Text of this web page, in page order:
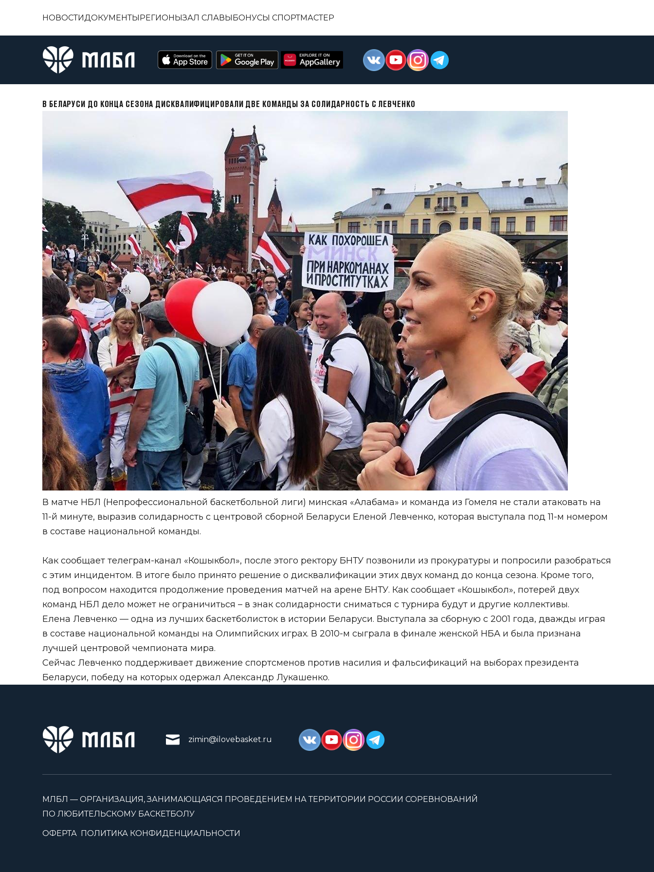
НОВОСТИДОКУМЕНТЫРЕГИОНЫЗАЛ СЛАВЫБОНУСЫ СПОРТМАСТЕР
В БЕЛАРУСИ ДО КОНЦА СЕЗОНА ДИСКВАЛИФИЦИРОВАЛИ ДВЕ КОМАНДЫ ЗА СОЛИДАРНОСТЬ С ЛЕВЧЕНКО
В матче НБЛ (Непрофессиональной баскетбольной лиги) минская «Алабама» и команда из Гомеля не стали атаковать на
11-й минуте, выразив солидарность с центровой сборной Беларуси Еленой Левченко, которая выступала под 11-м номером
в составе национальной команды.
Как сообщает телеграм-канал «Кошыкбол», после этого ректору БНТУ позвонили из прокуратуры и попросили разобраться
с этим инцидентом. В итоге было принято решение о дисквалификации этих двух команд до конца сезона. Кроме того,
под вопросом находится продолжение проведения матчей на арене БНТУ. Как сообщает «Кошыкбол», потерей двух
команд НБЛ дело может не ограничиться – в знак солидарности сниматься с турнира будут и другие коллективы.
Елена Левченко — одна из лучших баскетболисток в истории Беларуси. Выступала за сборную с 2001 года, дважды играя
в составе национальной команды на Олимпийских играх. В 2010-м сыграла в финале женской НБА и была признана
лучшей центровой чемпионата мира.
Сейчас Левченко поддерживает движение спортсменов против насилия и фальсификаций на выборах президента
Беларуси, победу на которых одержал Александр Лукашенко.
zimin@ilovebasket.ru
МЛБЛ — ОРГАНИЗАЦИЯ, ЗАНИМАЮЩАЯСЯ ПРОВЕДЕНИЕМ НА ТЕРРИТОРИИ РОССИИ СОРЕВНОВАНИЙ
ПО ЛЮБИТЕЛЬСКОМУ БАСКЕТБОЛУ
ОФЕРТА ПОЛИТИКА КОНФИДЕНЦИАЛЬНОСТИ